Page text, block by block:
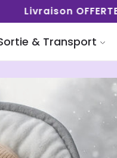
Livraison
& Transport